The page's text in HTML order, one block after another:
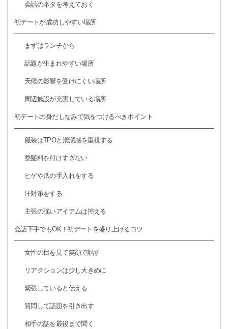
会話のネタを考えておく
初デートが成功しやすい場所
まずはランチから
話題が生まれやすい場所
天候の影響を受けにくい場所
周辺施設が充実している場所
初デートの身だしなみで気をつけるべきポイント
服装はTPOと清潔感を重視する
整髪料を付けすぎない
ヒゲや爪の手入れをする
汗対策をする
主張の強いアイテムは控える
会話下手でもOK！初デートを盛り上げるコツ
女性の目を見て笑顔で話す
リアクションは少し大きめに
緊張していると伝える
質問して話題を引き出す
相手の話を最後まで聞く